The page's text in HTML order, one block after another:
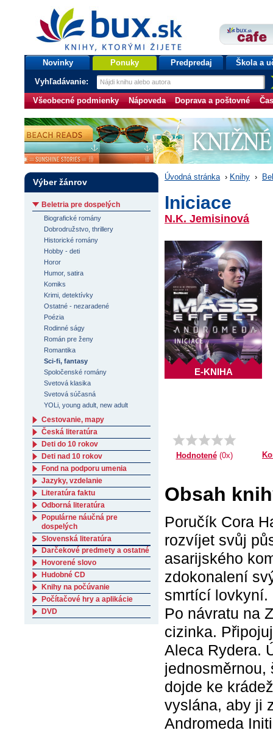
bux.sk
knihy, ktorými žijete
Úvodná stránka
Novinky Ponuky Predpredaj Škola a
Vyhľadávanie:
Všeobecné podmienky Nápoveda Doprava a poštovné
Úvodná stránka › Knihy ›
Iniciace
N.K. Jemisinová
E-KNIHA
Hodnotené(0x)
Obsah
Poručík Cora
rozvíjet svůj
asarijského
zdokonalení
smrtící lovkyní.
Po návratu na
cizinka.
Aleca Rydera.
dojde ke
vyslána, aby ji
Andromeda
Výber žánrov
Beletria pre dospelých
Biografické romány
Dobrodružstvo, thrillery
Historické romány
Hobby - deti
Horor
Humor, satira
Komiks
Krimi, detektívky
Ostatné - nezaradené
Poézia
Rodinné ságy
Román pre ženy
Romantika
Sci-fi, fantasy
Spoločenské romány
Svetová klasika
Svetová súčasná
YOLi, young adult, new adult
Cestovanie, mapy
Česká literatúra
Deti do 10 rokov
Deti nad 10 rokov
Fond na podporu umenia
Jazyky, vzdelanie
Literatúra faktu
Odborná literatúra
Populárne náučná pre
dospelých
Slovenská literatúra
Darčekové predmety a ostatné
Hovorené slovo
Hudobné CD
Knihy na počúvanie
Počítačové hry a aplikácie
DVD